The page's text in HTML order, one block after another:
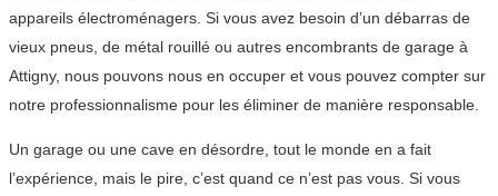
appareils électroménagers. Si vous avez besoin d’un débarras de
vieux pneus, de métal rouillé ou autres encombrants de garage à
Attigny, nous pouvons nous en occuper et vous pouvez compter sur
notre professionnalisme pour les éliminer de manière responsable.
Un garage ou une cave en désordre, tout le monde en a fait
l’expérience, mais le pire, c’est quand ce n’est pas vous. Si vous